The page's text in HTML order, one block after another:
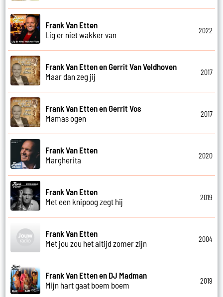
Frank Van Etten
Lig er niet wakker van
2022
Frank Van Etten en Gerrit Van Veldhoven
Maar dan zeg jij
2017
Frank Van Etten en Gerrit Vos
Mamas ogen
2017
Frank Van Etten
Margherita
2020
Frank Van Etten
Met een knipoog zegt hij
2019
Frank Van Etten
Met jou zou het altijd zomer zijn
2004
Frank Van Etten en DJ Madman
Mijn hart gaat boem boem
2019